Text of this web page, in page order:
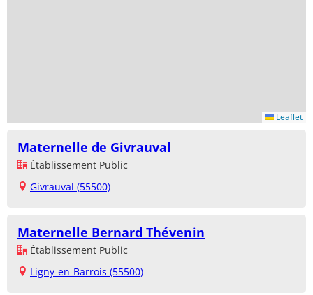
Leaflet
Maternelle de Givrauval
Établissement Public
Givrauval (55500)
Maternelle Bernard Thévenin
Établissement Public
Ligny-en-Barrois (55500)